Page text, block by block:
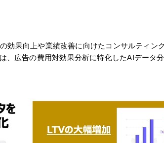
効果向上や業績改善に向けたコンサルティン
広告の費用対効果分析に特化したAIデータ